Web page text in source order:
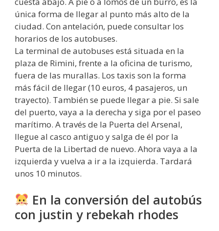
única forma de llegar al punto más alto de la
ciudad. Con antelación, puede consultar los
horarios de los autobuses.
La terminal de autobuses está situada en la
plaza de Rimini, frente a la oficina de turismo,
fuera de las murallas. Los taxis son la forma
más fácil de llegar (10 euros, 4 pasajeros, un
trayecto). También se puede llegar a pie. Si sale
del puerto, vaya a la derecha y siga por el paseo
marítimo. A través de la Puerta del Arsenal,
llegue al casco antiguo y salga de él por la
Puerta de la Libertad de nuevo. Ahora vaya a la
izquierda y vuelva a ir a la izquierda. Tardará
unos 10 minutos.
En la conversión del autobús
con justin y rebekah rhodes